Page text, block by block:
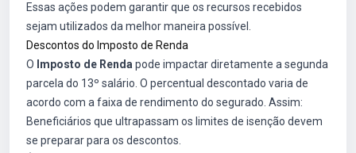
Essas ações podem garantir que os recursos recebidos
sejam utilizados da melhor maneira possível.
Descontos do Imposto de Renda
O Imposto de Renda pode impactar diretamente a segunda
parcela do 13º salário. O percentual descontado varia de
acordo com a faixa de rendimento do segurado. Assim:
Beneficiários que ultrapassam os limites de isenção devem
se preparar para os descontos.